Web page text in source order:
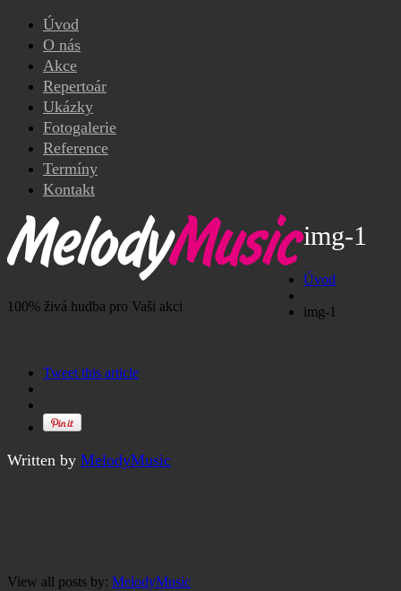
Úvod
O nás
Akce
Repertoár
Ukázky
Fotogalerie
Reference
Termíny
Kontakt
100% živá hudba pro Vaši akci
img-1
Úvod
img-1
Tweet this article
Written by MelodyMusic
View all posts by: MelodyMusic